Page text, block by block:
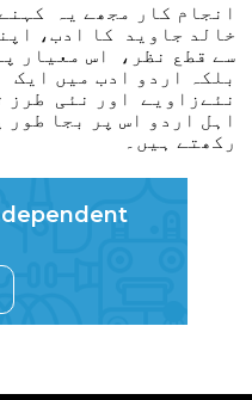
انجام کار مجھے یہ
خالد جاوید کا ادب،
سے قطع نظر، اس معیار
بلکہ اردو ادب میں
نئےزاویے اور نئی طرز
اہل اردو اس پر بجا
رکھتے ہیں۔